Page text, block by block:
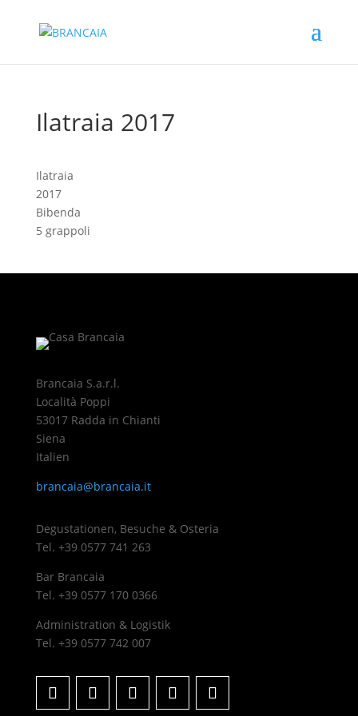
Ilatraia 2017
Ilatraia
2017
Bibenda
5 grappoli
Brancaia S.a.r.l.
Località Poppi
53017 Radda in Chianti
Siena
Italien
brancaia@brancaia.it
Degustationen, Besuche & Osteria
Tel. +39 0577 741 263
Bar Brancaia
Tel. +39 0577 170 0366
Administration & Logistik
Tel. +39 0577 742 007